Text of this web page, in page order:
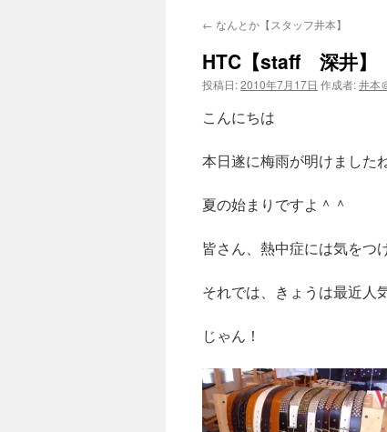
テ
ン
ス
キ
ッ
← なんとか【スタッフ井本】
HTC【staff 深井】
投稿日:2010年7月17日 作成者:井本
こんにちは
本日遂に梅雨が明けました
夏の始まりですよ＾＾
皆さん、熱中症には気をつ
それでは、きょうは最近人
じゃん！